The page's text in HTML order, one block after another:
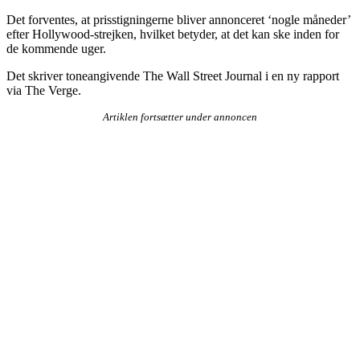
Det forventes, at prisstigningerne bliver annonceret ‘nogle måneder’
efter Hollywood-strejken, hvilket betyder, at det kan ske inden for
de kommende uger.
Det skriver toneangivende The Wall Street Journal i en ny rapport
via The Verge.
Artiklen fortsætter under annoncen